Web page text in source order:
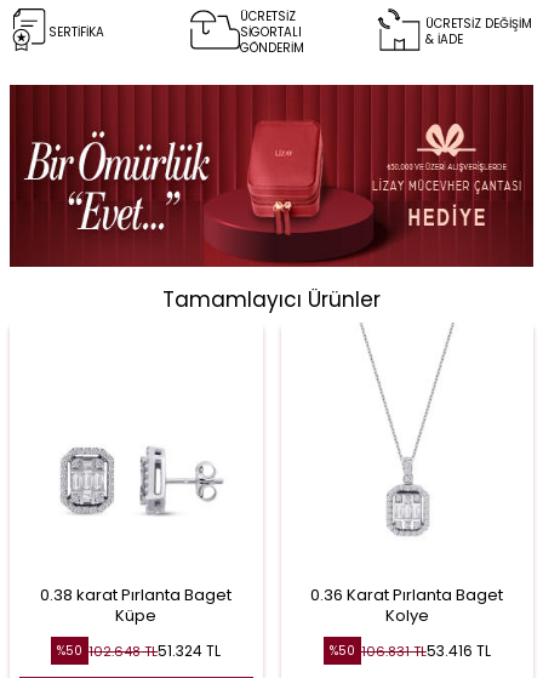
SERTİFİKA
ÜCRETSİZ
SİGORTALI
GÖNDERİM
ÜCRETSİZ DEĞİŞİM
& İADE
Tamamlayıcı Ürünler
0.38 karat Pırlanta Baget
Küpe
%50 102.648TL51.324TL
0.36 Karat Pırlanta Baget
Kolye
%50 106.831TL53.416 TL